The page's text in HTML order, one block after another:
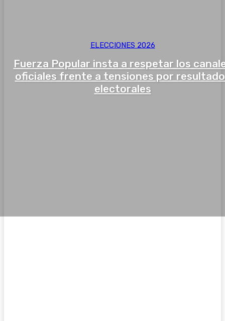
ELECCIONES 2026
Fuerza Popular insta a respetar los
oficiales frente a tensiones por
electorales